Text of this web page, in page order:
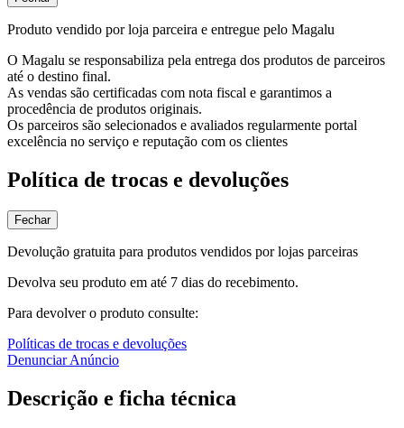
Produto vendido por loja parceira e entregue pelo Magalu
O Magalu se responsabiliza pela entrega dos produtos de parceiros
até o destino final.
As vendas são certificadas com nota fiscal e garantimos a
procedência de produtos originais.
Os parceiros são selecionados e avaliados regularmente portal
excelência no serviço e reputação com os clientes
Política de trocas e devoluções
Fechar
Devolução gratuita para produtos vendidos por lojas parceiras
Devolva seu produto em até 7 dias do recebimento.
Para devolver o produto consulte:
Políticas de trocas e devoluções
Denunciar Anúncio
Descrição e ficha técnica